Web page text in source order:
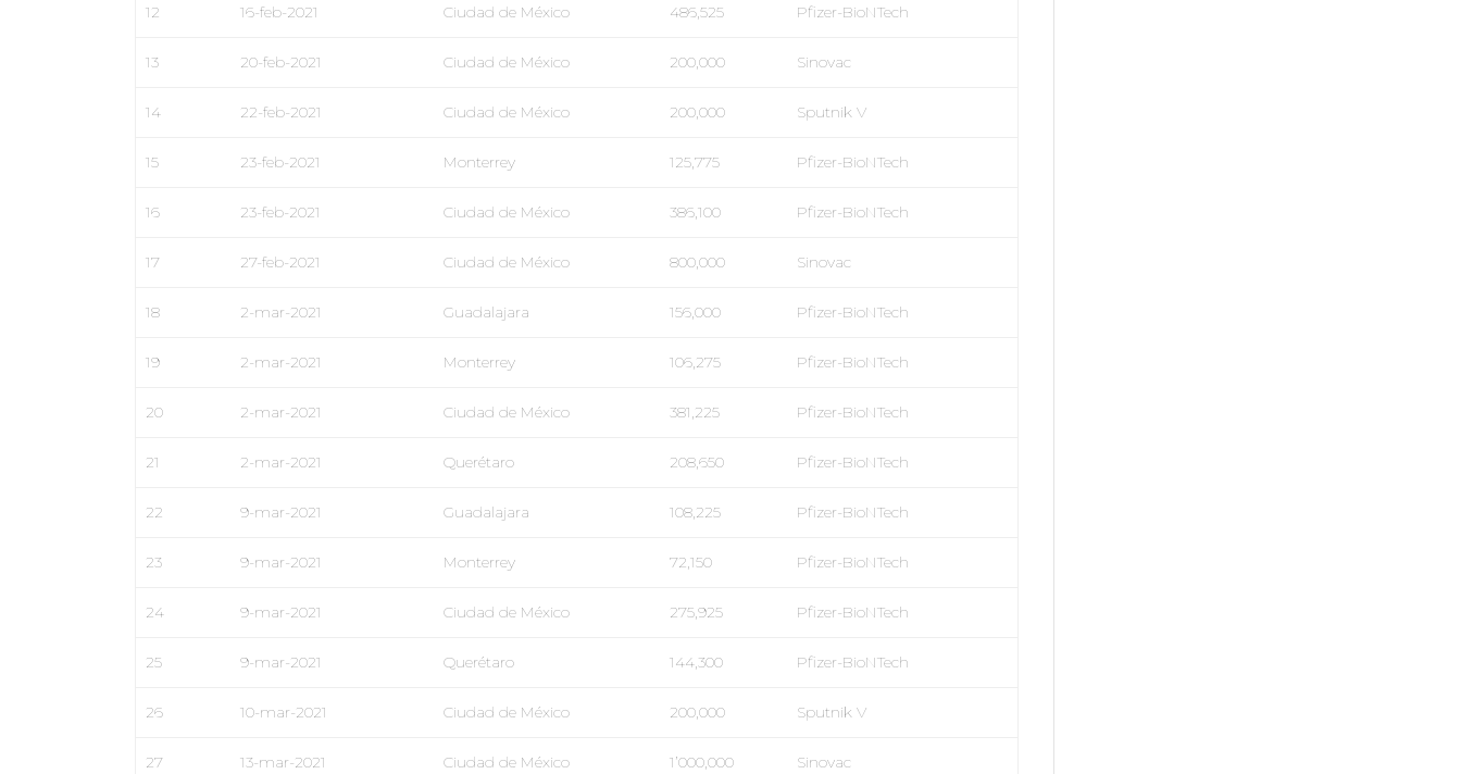
12 16-feb-2021 Ciudad de México 486,525 Pfizer-BioNTech
13 20-feb-2021 Ciudad de México 200,000 Sinovac
14 22-feb-2021 Ciudad de México 200,000 Sputnik V
15 23-feb-2021 Monterrey 125,775 Pfizer-BioNTech
16 23-feb-2021 Ciudad de México 386,100 Pfizer-BioNTech
17 27-feb-2021 Ciudad de México 800,000 Sinovac
18 2-mar-2021 Guadalajara 156,000 Pfizer-BioNTech
19 2-mar-2021 Monterrey 106,275 Pfizer-BioNTech
20 2-mar-2021 Ciudad de México 381,225 Pfizer-BioNTech
21 2-mar-2021 Querétaro 208,650 Pfizer-BioNTech
22 9-mar-2021 Guadalajara 108,225 Pfizer-BioNTech
23 9-mar-2021 Monterrey 72,150 Pfizer-BioNTech
24 9-mar-2021 Ciudad de México 275,925 Pfizer-BioNTech
25 9-mar-2021 Querétaro 144,300 Pfizer-BioNTech
26 10-mar-2021 Ciudad de México 200,000 Sputnik V
27 13-mar-2021 Ciudad de México 1’000,000 Sinovac